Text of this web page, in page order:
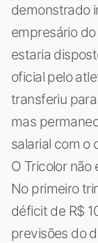
demonstrado
empresário
estaria
oficial pelo
transferiu
mas
salarial com o
O Tricolor
No primeiro
déficit de R$
previsões do